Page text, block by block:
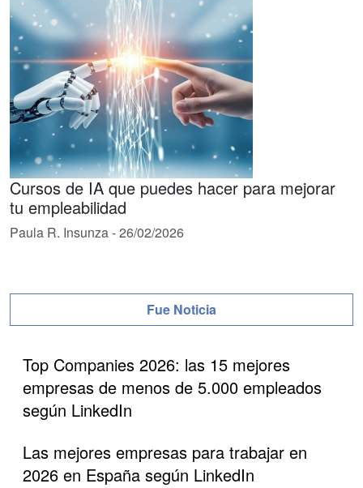
Cursos de IA que puedes hacer para mejorar
tu empleabilidad
Paula R. Insunza-26/02/2026
Fue Noticia
Top Companies 2026: las 15 mejores
empresas de menos de 5.000 empleados
según LinkedIn
Las mejores empresas para trabajar en
2026 en España según LinkedIn